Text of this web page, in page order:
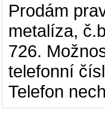
Prodám
metalíza,
726.
telefonní
Telefon